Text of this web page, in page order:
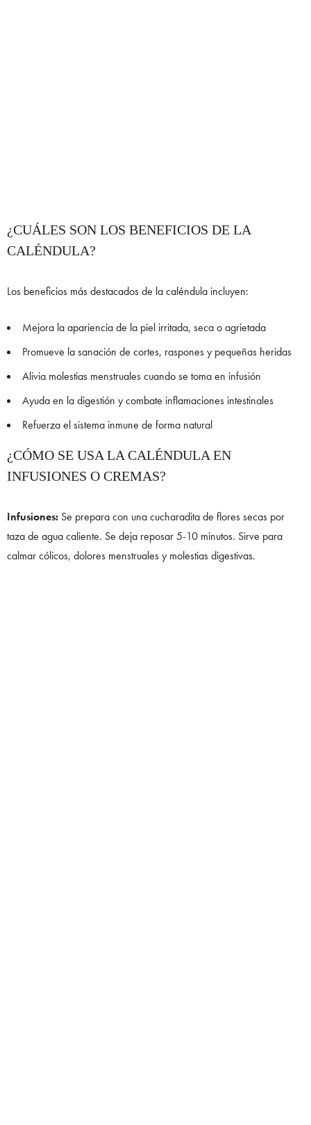
¿CUÁLES SON LOS BENEFICIOS DE LA
CALÉNDULA?
Los beneficios más destacados de la caléndula incluyen:
Mejora la apariencia de la piel irritada, seca o agrietada
Promueve la sanación de cortes, raspones y pequeñas heridas
Alivia molestias menstruales cuando se toma en infusión
Ayuda en la digestión y combate inflamaciones intestinales
Refuerza el sistema inmune de forma natural
¿CÓMO SE USA LA CALÉNDULA EN
INFUSIONES O CREMAS?
Infusiones: Se prepara con una cucharadita de flores secas por
taza de agua caliente. Se deja reposar 5-10 minutos. Sirve para
calmar cólicos, dolores menstruales y molestias digestivas.